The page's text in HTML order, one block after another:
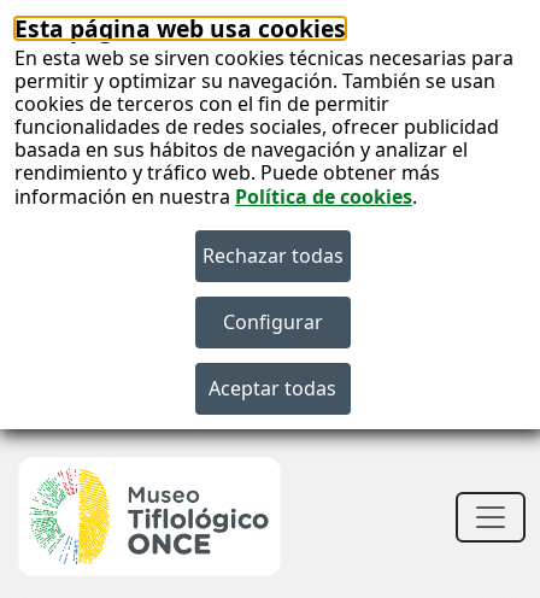
Esta página web usa cookies
En esta web se sirven cookies técnicas necesarias para
permitir y optimizar su navegación. También se usan
cookies de terceros con el fin de permitir
funcionalidades de redes sociales, ofrecer publicidad
basada en sus hábitos de navegación y analizar el
rendimiento y tráfico web. Puede obtener más
información en nuestra Política de cookies.